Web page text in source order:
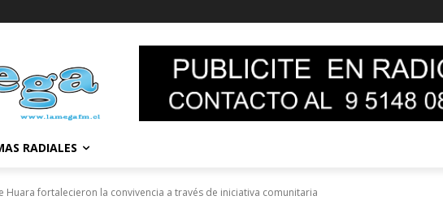
RADIALES
Huara fortalecieron la convivencia a través de iniciativa comunitaria